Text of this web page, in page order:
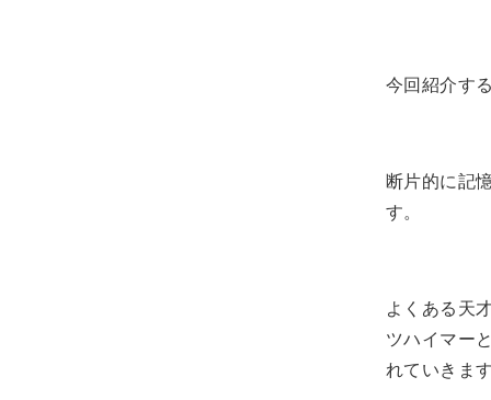
今回紹介す
断片的に記
す。
よくある天
ツハイマー
れていきま